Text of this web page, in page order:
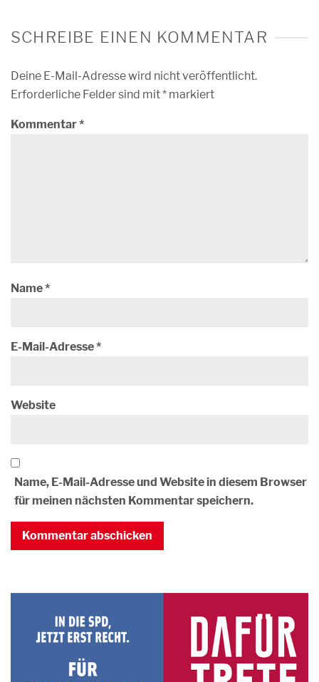
SCHREIBE EINEN KOMMENTAR
Deine E-Mail-Adresse wird nicht veröffentlicht.
Erforderliche Felder sind mit* markiert
Kommentar*
Name*
E-Mail-Adresse*
Website
Name, E-Mail-Adresse und Website in diesem Browser
für meinen nächsten Kommentar speichern.